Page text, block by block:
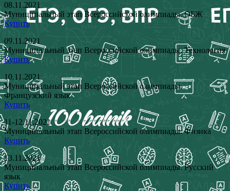
08.11.2021
Муниципальный этап Всероссийской олимпиады. ОБЖ
Купить
09.11.2021
Муниципальный этап Всероссийской олимпиады. Технология
Купить
10.11.2021
Муниципальный этап Всероссийской олимпиады.
Французский язык
Купить
11-12.11.2021
Муниципальный этап Всероссийской олимпиады. Физика
Купить
13.11.2021
Муниципальный этап Всероссийской олимпиады. Русский
язык
Купить